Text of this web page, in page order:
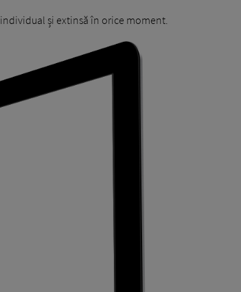
și extinsă în orice moment.